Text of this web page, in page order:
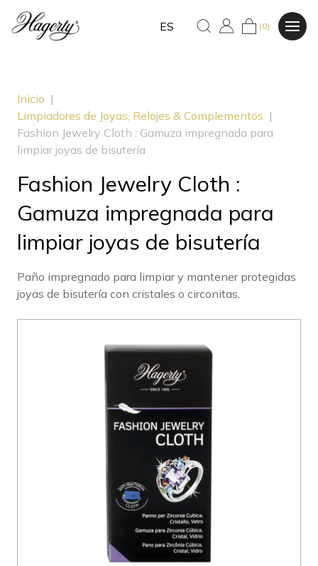
ES (0)
Inicio |
Limpiadores de Joyas, Relojes & Complementos |
Fashion Jewelry Cloth : Gamuza impregnada para
limpiar joyas de bisutería
Fashion Jewelry Cloth :
Gamuza impregnada para
limpiar joyas de bisutería
Paño impregnado para limpiar y mantener protegidas
joyas de bisutería con cristales o circonitas.